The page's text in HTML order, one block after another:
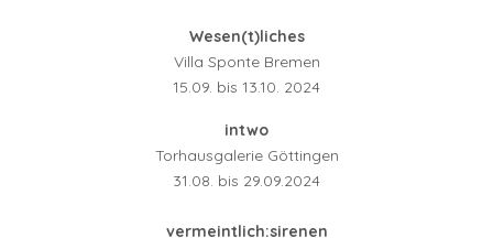
Wesen(t)liches
Villa Sponte Bremen
15.09. bis 13.10. 2024
intwo
Torhausgalerie Göttingen
31.08. bis 29.09.2024
vermeintlich:sirenen